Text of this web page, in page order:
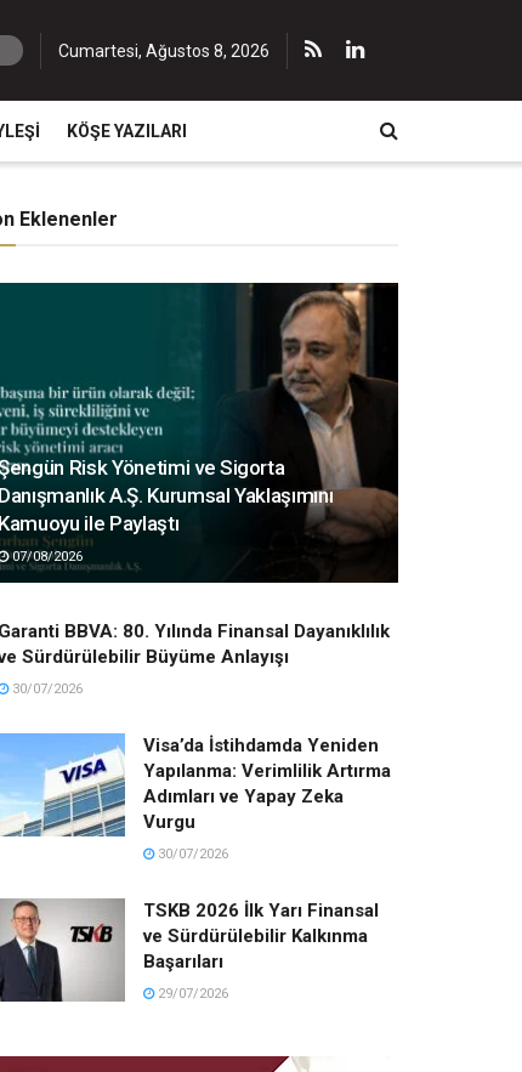
Cumartesi, Ağustos 8, 2026
KÖŞE YAZILARI
Eklenenler
Risk Yönetimi ve Sigorta
Danışmanlık A.Ş. Kurumsal Yaklaşımını
Kamuoyu ile Paylaştı
07/08/2026
Garanti BBVA: 80. Yılında Finansal Dayanıklılık
Sürdürülebilir Büyüme Anlayışı
30/07/2026
Visa’da İstihdamda Yeniden
Yapılanma: Verimlilik Artırma
Adımları ve Yapay Zeka
Vurgu
30/07/2026
TSKB 2026 İlk Yarı Finansal
ve Sürdürülebilir Kalkınma
Başarıları
29/07/2026